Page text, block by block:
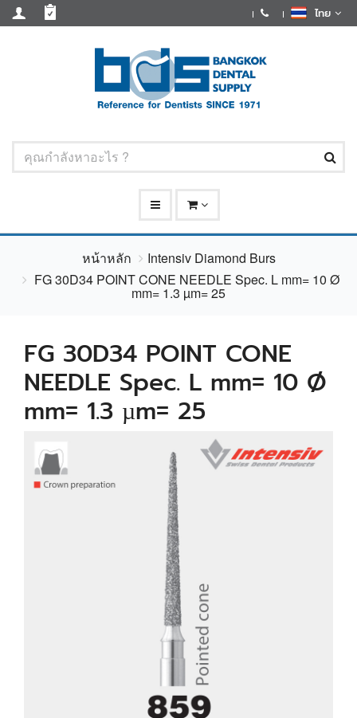
ไทย
หน้าหลัก
Intensiv Diamond Burs
FG 30D34 POINT CONE NEEDLE Spec. L mm= 10 Ø
mm= 1.3 µm= 25
FG 30D34 POINT CONE
NEEDLE Spec. L mm= 10 Ø
mm= 1.3 µm= 25